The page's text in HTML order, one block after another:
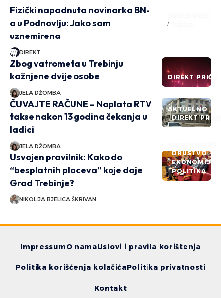
Fizički napadnuta novinarka BN-
a u Podnovlju: Jako sam
uznemirena
DIREKT
DIREKT PRIČE
Zbog vatrometa u Trebinju
kažnjene dvije osobe
JELA DŽOMBA
AKTUELNO
DIREKT PRIČE
ČUVAJTE RAČUNE – Naplata RTV
takse nakon 13 godina čekanja u
ladici
JELA DŽOMBA
DRUŠTVO
EKONOMIJA
POLITIKA
Usvojen pravilnik: Kako do
“besplatnih placeva” koje daje
Grad Trebinje?
NIKOLIJA BJELICA ŠKRIVAN
ImpressumO namaUslovi i pravila korištenja
Politika korišćenja kolačićaPolitika privatnosti
Kontakt